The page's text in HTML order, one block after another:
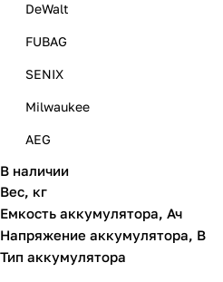
DeWalt
FUBAG
SENIX
Milwaukee
AEG
AL-KO
BLACK+DECKER
Bosch
BRAIT
В наличии
Вес, кг
Емкость аккумулятора, Ач
Напряжение аккумулятора, В
Тип аккумулятора